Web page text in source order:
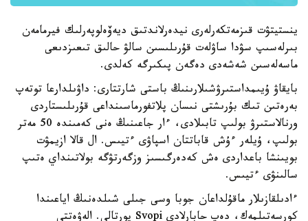
ينستيتۋت قىزمەتكەرلەرى نيدەرلاندتىق ديەۆەلوپەرلىك فيرمامەن
بىرلەسىپ سۋدا ساۋلەت قۇرىلىسىن سالۋ حالىق تىعىزدىعى
ماسەلەسىن شەشەدى دەگەن پىكىرگە كەلدى.
بايقاۋ ۇيىمداستىرۋشىلارىنىڭ باستى شارتتارى: داۋىلدارعا توتەپ
بەرەتىن تىك بۇرىشتى نىسان پلاتفورماسىنداعى قۇرىلىستاردى
ورنالاستىرۋ بولىپ تابىلادى، ءار جاعىنىڭ ەنى كەمىندە 50 مەتر
بولىپ، ۇيلەر ءۇش قاباتتان اسپاۋى ءتيىس. ال قالا ازيمۋت
بويىنشا باعداردى ەش كەدەرگىسىز وزگەرتۋگە بولاتىنداي ەتىپ
سالىنۋى ءتيىس.
ءادىلقازىلار ماقۇلداعان جوبا وسى جىلى شىلدەنىڭ اياعىندا